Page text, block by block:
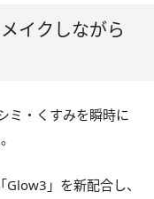
イクしながら
ミ・くすみを瞬時に
」を新配合し、